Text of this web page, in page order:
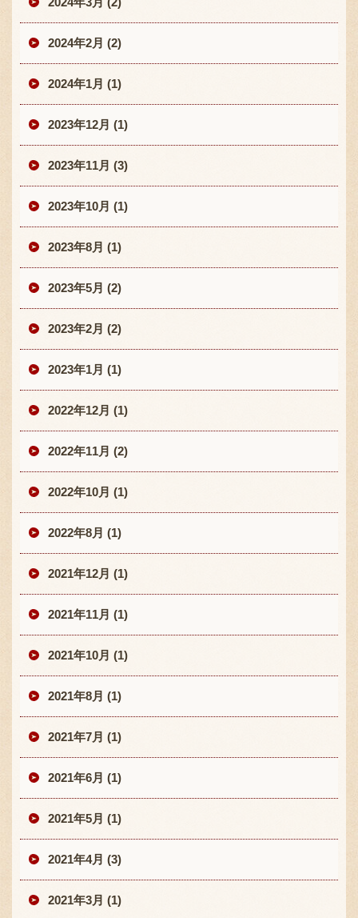
2024年2月 (2)
2024年1月 (1)
2023年12月 (1)
2023年11月 (3)
2023年10月 (1)
2023年8月 (1)
2023年5月 (2)
2023年2月 (2)
2023年1月 (1)
2022年12月 (1)
2022年11月 (2)
2022年10月 (1)
2022年8月 (1)
2021年12月 (1)
2021年11月 (1)
2021年10月 (1)
2021年8月 (1)
2021年7月 (1)
2021年6月 (1)
2021年5月 (1)
2021年4月 (3)
2021年3月 (1)